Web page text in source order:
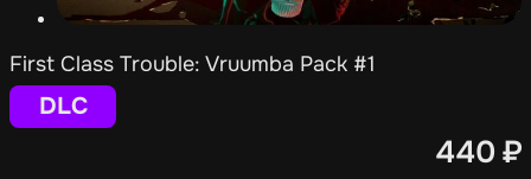
First Class Trouble: Vruumba Pack #1
DLC
440 ₽